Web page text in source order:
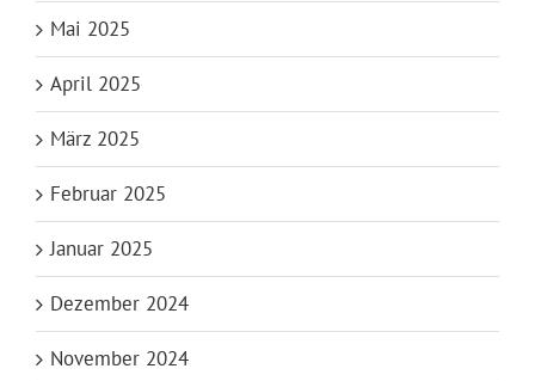
Mai 2025
April 2025
März 2025
Februar 2025
Januar 2025
Dezember 2024
November 2024